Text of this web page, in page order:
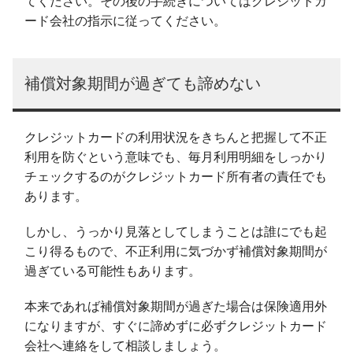
ード会社の指示に従ってください。
補償対象期間が過ぎても諦めない
クレジットカードの利用状況をきちんと把握して不正
利用を防ぐという意味でも、毎月利用明細をしっかり
チェックするのがクレジットカード所有者の責任でも
あります。
しかし、うっかり見落としてしまうことは誰にでも起
こり得るもので、不正利用に気づかず補償対象期間が
過ぎている可能性もあります。
本来であれば補償対象期間が過ぎた場合は保険適用外
になりますが、すぐに諦めずに必ずクレジットカード
会社へ連絡をして相談しましょう。